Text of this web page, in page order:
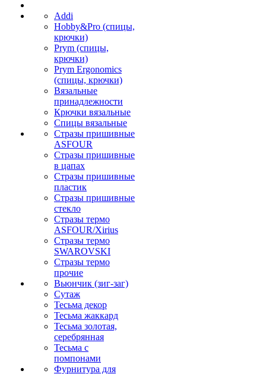
Addi
Hobby&Pro (спицы,
крючки)
Prym (спицы,
крючки)
Prym Ergonomics
(спицы, крючки)
Вязальные
принадлежности
Крючки вязальные
Спицы вязальные
Стразы пришивные
ASFOUR
Стразы пришивные
в цапах
Стразы пришивные
пластик
Стразы пришивные
стекло
Стразы термо
ASFOUR/Xirius
Стразы термо
SWAROVSKI
Стразы термо
прочие
Вьюнчик (зиг-заг)
Сутаж
Тесьма декор
Тесьма жаккард
Тесьма золотая,
серебрянная
Тесьма с
помпонами
Фурнитура для